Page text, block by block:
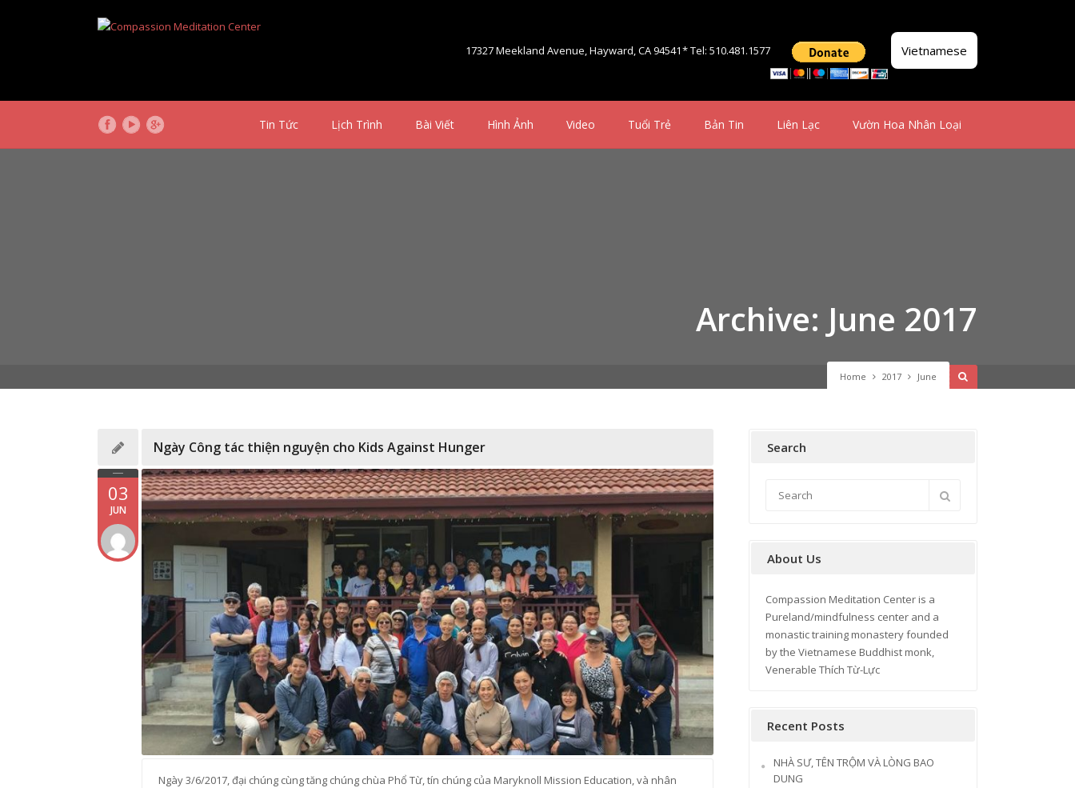
17327 Meekland Avenue, Hayward, CA 94541* Tel: 510.481.1577 Vietnamese
Tin Tức Lịch Trình Bài Viết Hình Ảnh Video Tuổi Trẻ Bản Tin Liên Lạc Vườn Hoa Nhân Loại
Home 2017 June
Archive: June 2017
03
JUN
Ngày Công tác thiện nguyện cho Kids Against Hunger
Ngày 3/6/2017, đại chúng cùng tăng chúng chùa Phổ Từ, tín chúng của Maryknoll Mission Education, và nhân
Search
About Us
Compassion Meditation Center is a
Pureland/mindfulness center and a
monastic training monastery founded
by the Vietnamese Buddhist monk,
Venerable Thích Từ-Lực
Recent Posts
NHÀ SƯ, TÊN TRỘM VÀ LÒNG BAO
DUNG